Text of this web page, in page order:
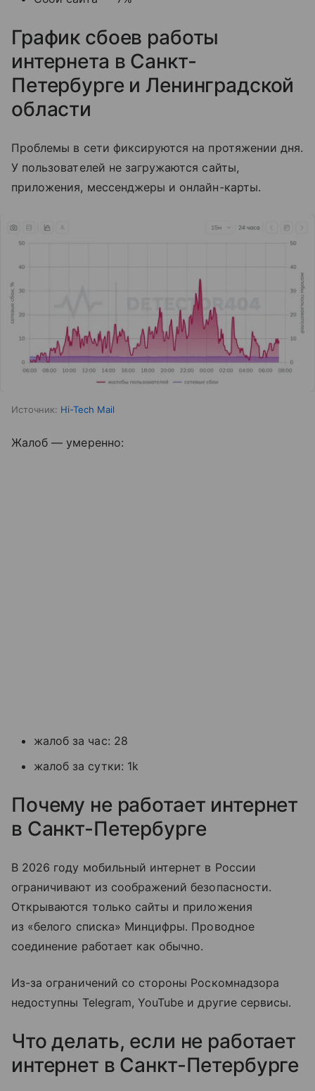
График сбоев работы
интернета в Санкт-
Петербурге и Ленинградской
области
Проблемы в сети фиксируются на протяжении дня.
У пользователей не загружаются сайты,
приложения, мессенджеры и онлайн-карты.
Источник: Hi-Tech Mail
Жалоб — умеренно:
жалоб за час: 28
жалоб за сутки: 1k
Почему не работает интернет
в Санкт-Петербурге
В 2026 году мобильный интернет в России
ограничивают из соображений безопасности.
Открываются только сайты и приложения
из «белого списка» Минцифры. Проводное
соединение работает как обычно.
Из-за ограничений со стороны Роскомнадзора
недоступны Telegram, YouTube и другие сервисы.
Что делать, если не работает
интернет в Санкт-Петербурге